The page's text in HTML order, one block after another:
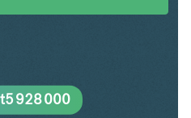
5 928 000